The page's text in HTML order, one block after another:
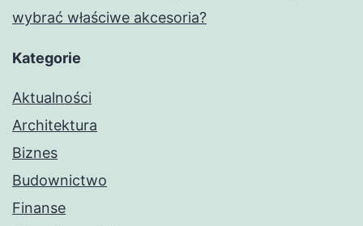
wybrać właściwe akcesoria?
Kategorie
Aktualności
Architektura
Biznes
Budownictwo
Finanse